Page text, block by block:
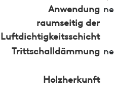
Anwendung
raumseitig der
Luftdichtigkeitsschicht
Trittschalldämmung
Holzherkunft